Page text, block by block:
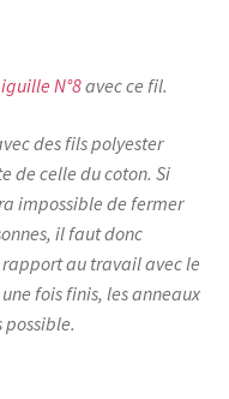
N°8avec ce fil.
des fils polyester
de celle du coton. Si
impossible de fermer
il faut donc
au travail avec le
fois finis, les anneaux
possible.